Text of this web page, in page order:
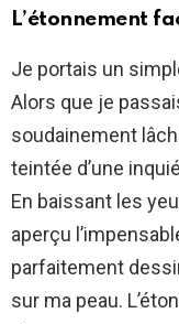
L’étonnement
Je portais un
Alors que je
soudainement
teintée d’une
En baissant les
aperçu
parfaitement
sur ma peau.